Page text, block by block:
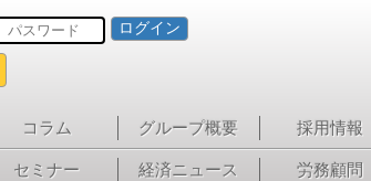
ログイン
コラム グループ概要 採用情報
セミナー 経済ニュース 労務顧問